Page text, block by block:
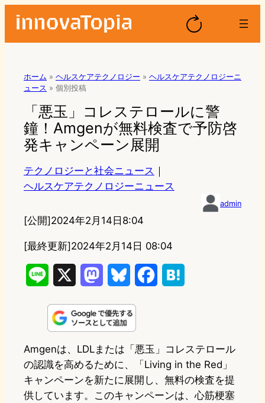
ホーム » ヘルスケアテクノロジー » ヘルスケアテクノロジーニ
ュース » 個別投稿
「悪玉」コレステロールに警
鐘！Amgenが無料検査で予防啓
発キャンペーン展開
テクノロジーと社会ニュース ｜
ヘルスケアテクノロジーニュース
admin
[公開]2024年2月14日8:04
[最終更新]2024年2月14日 08:04
n
s
o
d
u
e
k
b
n
a
Amgenは、LDLまたは「悪玉」コレステロール
の認識を高めるために、「Living in the Red」
キャンペーンを新たに展開し、無料の検査を提
供しています。このキャンペーンは、心筋梗塞